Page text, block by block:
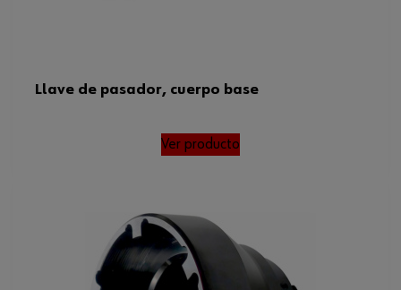
Llave de pasador, cuerpo base
Ver producto